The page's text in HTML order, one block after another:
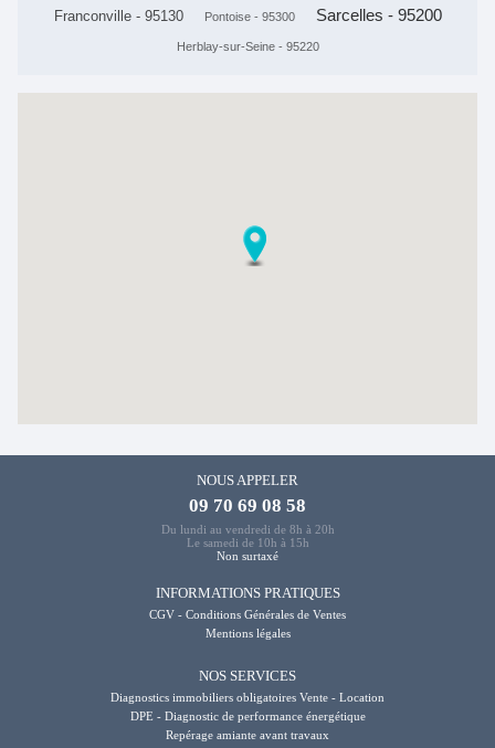
Franconville - 95130 Pontoise - 95300 Sarcelles - 95200
Herblay-sur-Seine - 95220
NOUS APPELER
09 70 69 08 58
Du lundi au vendredi de 8h à 20h
Le samedi de 10h à 15h
Non surtaxé
INFORMATIONS PRATIQUES
CGV - Conditions Générales de Ventes
Mentions légales
NOS SERVICES
Diagnostics immobiliers obligatoires Vente - Location
DPE - Diagnostic de performance énergétique
Repérage amiante avant travaux